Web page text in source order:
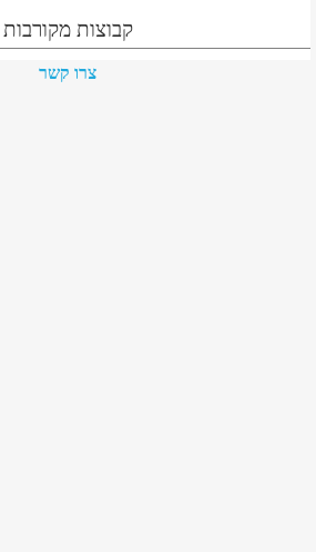
קבוצות מקורבות
צרו קשר